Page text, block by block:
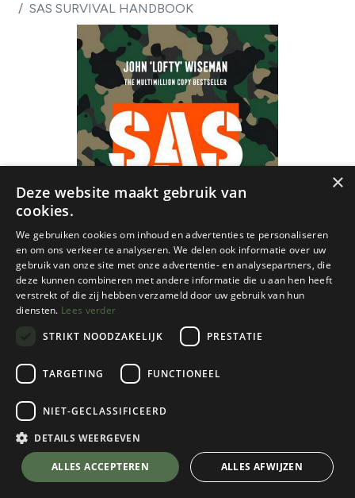
SAS SURVIVAL HANDBOOK
Cordee
SAS Survival Handbook
€
27,95
💬 Stel je vraag over dit product via WhatsApp
×
Deze website maakt gebruik van
cookies.
We gebruiken cookies om inhoud en advertenties te personaliseren
en om ons verkeer te analyseren. We delen ook informatie over uw
gebruik van onze site met onze advertentie- en analysepartners, die
deze kunnen combineren met andere informatie die u aan hen heeft
verstrekt of die zij hebben verzameld door uw gebruik van hun
diensten. Lees verder
STRIKT NOODZAKELIJK
PRESTATIE
TARGETING FUNCTIONEEL
NIET-GECLASSIFICEERD
DETAILS WEERGEVEN
ALLES ACCEPTEREN ALLES AFWIJZEN